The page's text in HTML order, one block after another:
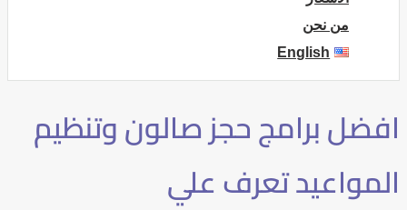
من نحن
English
افضل برامج حجز صالون وتنظيم
المواعيد تعرف علي